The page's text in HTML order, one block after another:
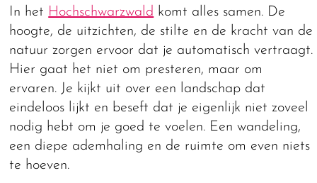
In het Hochschwarzwald komt alles samen. De
hoogte, de uitzichten, de stilte en de kracht van de
natuur zorgen ervoor dat je automatisch vertraagt.
Hier gaat het niet om presteren, maar om
ervaren. Je kijkt uit over een landschap dat
eindeloos lijkt en beseft dat je eigenlijk niet zoveel
nodig hebt om je goed te voelen. Een wandeling,
een diepe ademhaling en de ruimte om even niets
te hoeven.